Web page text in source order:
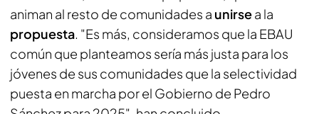
animan al resto de comunidades a unirsea la
propuesta. "Es más, consideramos que la EBAU
común que planteamos sería más justa para los
jóvenes de sus comunidades que la selectividad
puesta en marcha por el Gobierno de Pedro